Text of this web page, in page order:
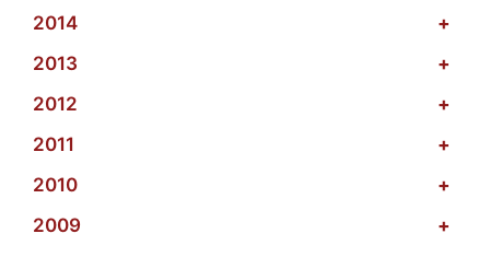
2014
+
2013
+
2012
+
2011
+
2010
+
2009
+